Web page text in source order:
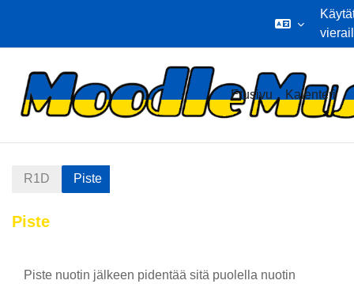
Etusivu Kalenteri
R1D Piste
Piste
Osion ääriviiva
Piste nuotin jälkeen pidentää sitä puolella nuotin